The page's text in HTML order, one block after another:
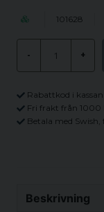
101628
- +
Rabattkod i
Fri frakt från 1000
Betala med
Beskrivning